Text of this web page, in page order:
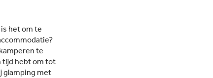
het om te
te
tijd hebt om tot
glamping met